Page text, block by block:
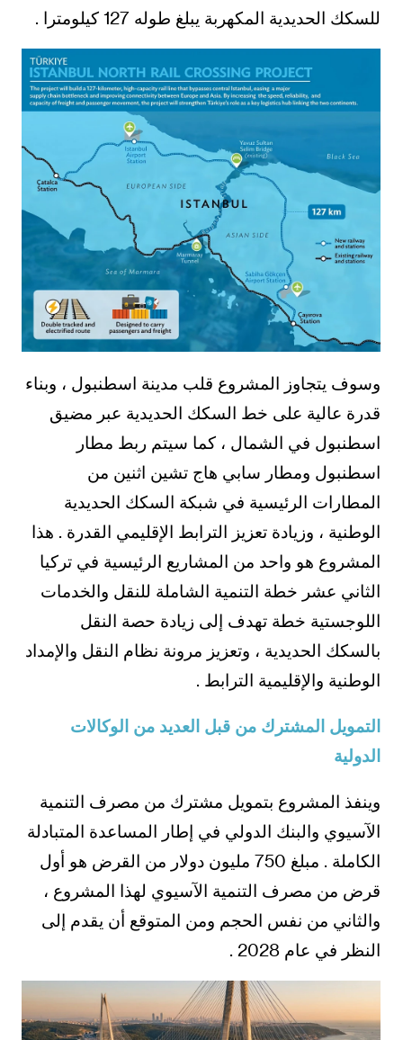
للسكك الحديدية المكهربة يبلغ طوله 127 كيلومترا .
وسوف يتجاوز المشروع قلب مدينة اسطنبول ، وبناء
قدرة عالية على خط السكك الحديدية عبر مضيق
اسطنبول في الشمال ، كما سيتم ربط مطار
اسطنبول ومطار سابي هاج تشين اثنين من
المطارات الرئيسية في شبكة السكك الحديدية
الوطنية ، وزيادة تعزيز الترابط الإقليمي القدرة . هذا
المشروع هو واحد من المشاريع الرئيسية في تركيا
الثاني عشر خطة التنمية الشاملة للنقل والخدمات
اللوجستية خطة تهدف إلى زيادة حصة النقل
بالسكك الحديدية ، وتعزيز مرونة نظام النقل والإمداد
الوطنية والإقليمية الترابط .
التمويل المشترك من قبل العديد من الوكالات
الدولية
وينفذ المشروع بتمويل مشترك من مصرف التنمية
الآسيوي والبنك الدولي في إطار المساعدة المتبادلة
الكاملة . مبلغ 750 مليون دولار من القرض هو أول
قرض من مصرف التنمية الآسيوي لهذا المشروع ،
والثاني من نفس الحجم ومن المتوقع أن يقدم إلى
النظر في عام 2028 .